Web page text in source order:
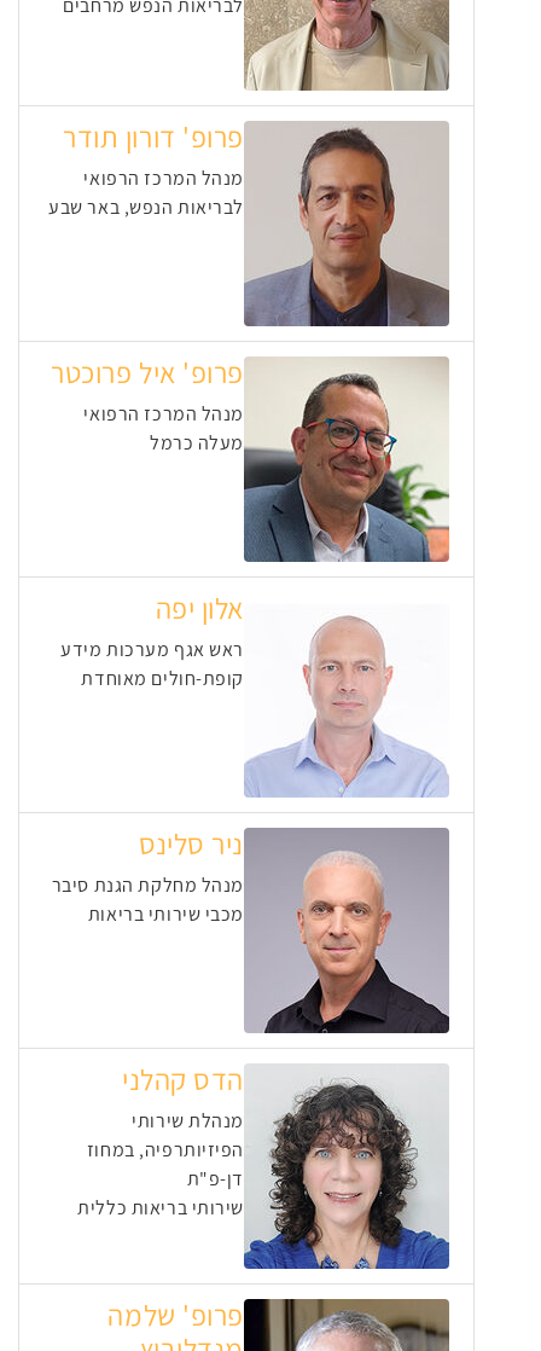
לבריאות הנפש מרחבים
פרופ' דורון תודר
מנהל המרכז הרפואי
לבריאות הנפש, באר שבע
פרופ' איל פרוכטר
מנהל המרכז הרפואי
מעלה כרמל
אלון יפה
ראש אגף מערכות מידע
קופת-חולים מאוחדת
ניר סלינס
מנהל מחלקת הגנת סיבר
מכבי שירותי בריאות
הדס קהלני
מנהלת שירותי
הפיזיותרפיה, במחוז
דן-פ"ת
שירותי בריאות כללית
פרופ' שלמה